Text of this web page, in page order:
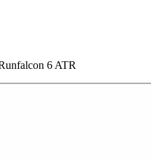
6 ATR